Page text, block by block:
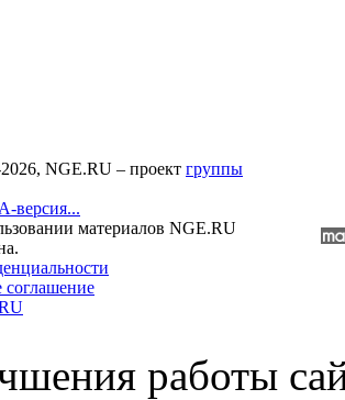
NGE.RU – проект группы
версия...
материалов NGE.RU
соглашение
работы